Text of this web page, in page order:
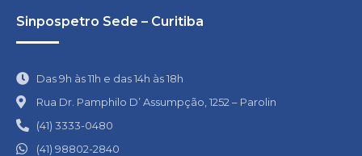
Sinpospetro Sede – Curitiba
Das 9h às 11h e das 14h às 18h
Rua Dr. Pamphilo D’ Assumpção, 1252 – Parolin
(41) 3333-0480
(41) 98802-2840